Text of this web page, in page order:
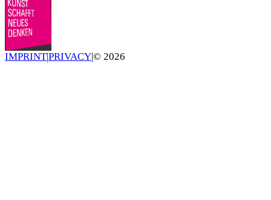
IMPRINT|PRIVACY|© 2026